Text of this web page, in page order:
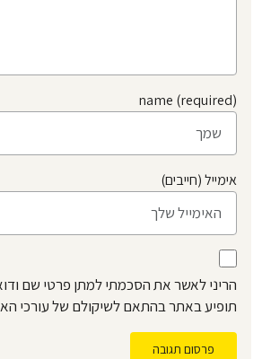
name (required)
אימייל (חייבים)
הריני לאשר את הסכמתי למתן פרטי שם
תופיע באתר בהתאם לשיקולם של עורכי
פרסום תגובה